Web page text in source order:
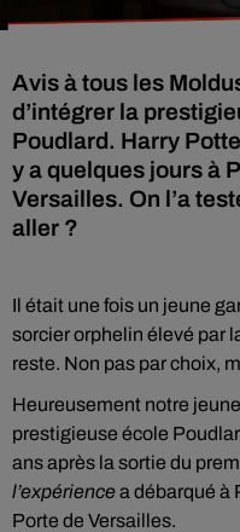
Avis à tous les
d’intégrer la
Poudlard. Harry
y a quelques jours à
Versailles. On l’a
aller ?
Il était une fois un jeune
sorcier orphelin élevé par
reste. Non pas par choix,
Heureusement notre
prestigieuse école
ans après la sortie du
l’expériencea débarqué à
Porte de Versailles.